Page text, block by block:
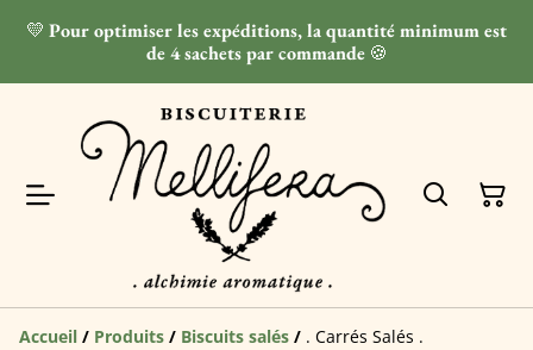
💛 Pour optimiser les expéditions, la quantité minimum est
de 4 sachets par commande🍪
Accueil / Produits / Biscuits salés / . Carrés Salés .